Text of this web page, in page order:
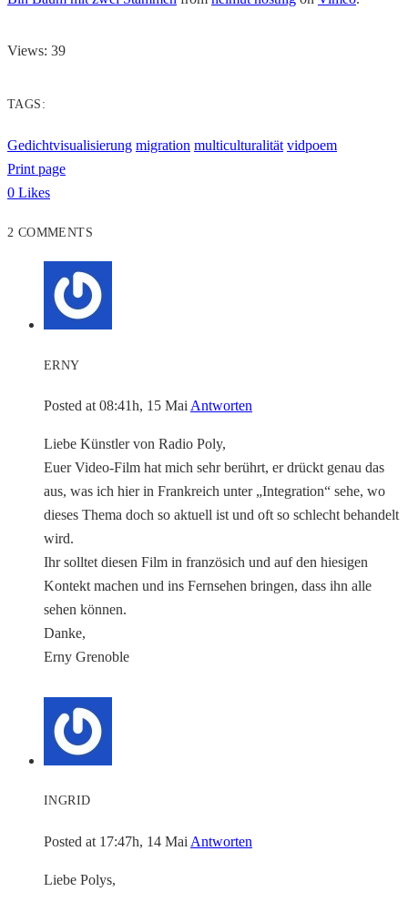
Views: 39
TAGS:
Gedichtvisualisierung migration multiculturalität vidpoem
Print page
0 Likes
2 COMMENTS
ERNY
Posted at 08:41h, 15 Mai Antworten
Liebe Künstler von Radio Poly,
Euer Video-Film hat mich sehr berührt, er drückt genau das
aus, was ich hier in Frankreich unter „Integration“ sehe, wo
dieses Thema doch so aktuell ist und oft so schlecht behandelt
wird.
Ihr solltet diesen Film in französich und auf den hiesigen
Kontekt machen und ins Fernsehen bringen, dass ihn alle
sehen können.
Danke,
Erny Grenoble
INGRID
Posted at 17:47h, 14 Mai Antworten
Liebe Polys,